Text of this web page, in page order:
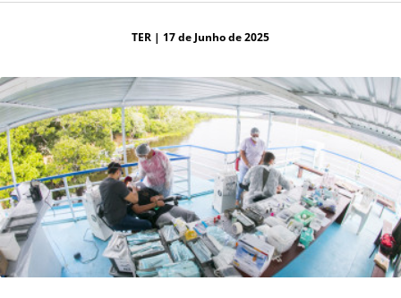
TER | 17 de Junho de 2025